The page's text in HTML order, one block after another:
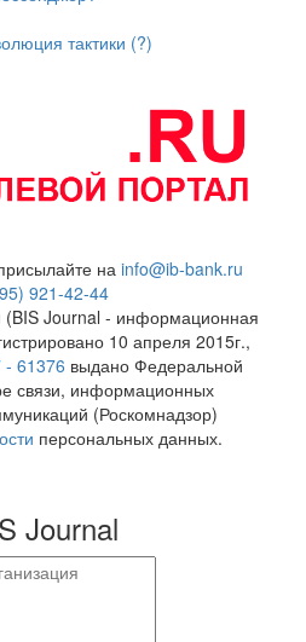
тактики (?)
на info@ib-bank.ru
921-42-44
(BIS Journal - информационная
10 апреля 2015г.,
61376 выдано Федеральной
связи, информационных
(Роскомнадзор)
персональных данных.
Journal